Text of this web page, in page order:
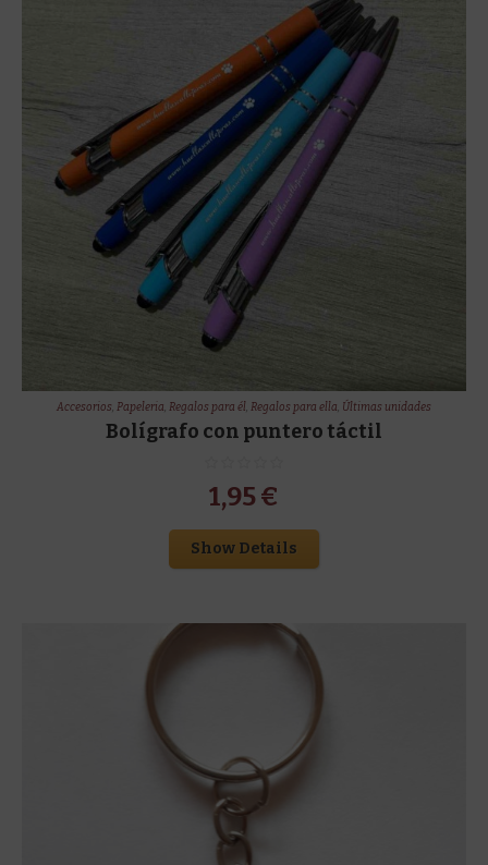
Accesorios, Papeleria, Regalos para él, Regalos para ella, Últimas unidades
Bolígrafo con puntero táctil
1,95€
Show Details